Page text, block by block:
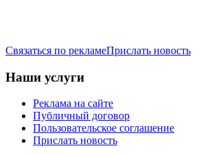
Связаться по рекламеПрислать новость
Наши услуги
Реклама на сайте
Публичный договор
Пользовательское соглашение
Прислать новость